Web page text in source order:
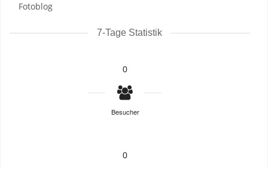
Fotoblog
7-Tage Statistik
0
Besucher
0